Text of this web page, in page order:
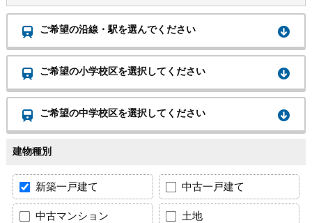
ご希望の沿線・駅を選んでください
ご希望の小学校区を選択してください
ご希望の中学校区を選択してください
建物種別
新築一戸建て 中古一戸建て
中古マンション 土地